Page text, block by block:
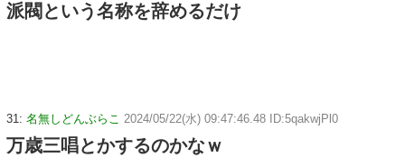
派閥という名称を辞めるだけ
31: 名無しどんぶらこ 2024/05/22(水) 09:47:46.48 ID:5qakwjPl0
万歳三唱とかするのかなｗ